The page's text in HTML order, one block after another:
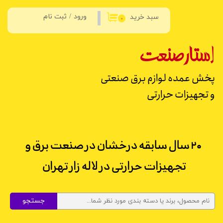
استارصنعت
جستجو
پخش عمده لوازم برق صنعتی
و تجهیزات حرارتی
۲۰ سال سابقه درخشان در صنعت برق و
تجهیزات حرارتی در لاله زار تهران
ورود / ثبت نام
حساب کاربری من
تغییر گذر واژه
سفارشات
خروج از حساب کاربری
۰ سبد خرید